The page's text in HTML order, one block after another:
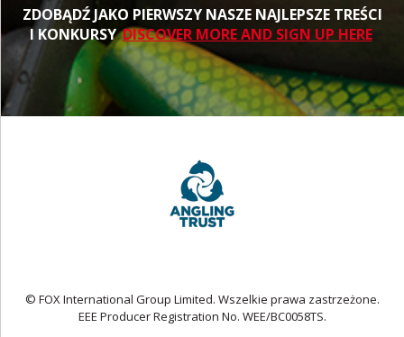
ZDOBĄDŹ JAKO PIERWSZY NASZE NAJLEPSZE TREŚCI
I KONKURSYDISCOVER MORE AND SIGN UP HERE
© FOX International Group Limited. Wszelkie prawa zastrzeżone.
EEE Producer Registration No. WEE/BC0058TS.